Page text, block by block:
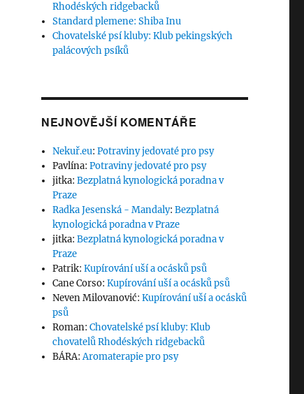
Rhodéských ridgebacků
Standard plemene: Shiba Inu
Chovatelské psí kluby: Klub pekingských
palácových psíků
NEJNOVĚJŠÍ KOMENTÁŘE
Nekuř.eu:Potraviny jedovaté pro psy
Pavlína:Potraviny jedovaté pro psy
jitka:Bezplatná kynologická poradna v
Praze
Radka Jesenská - Mandaly:Bezplatná
kynologická poradna v Praze
jitka:Bezplatná kynologická poradna v
Praze
Patrik:Kupírování uší a ocásků psů
Cane Corso:Kupírování uší a ocásků psů
Neven Milovanović:Kupírování uší a ocásků
psů
Roman:Chovatelské psí kluby: Klub
chovatelů Rhodéských ridgebacků
BÁRA:Aromaterapie pro psy